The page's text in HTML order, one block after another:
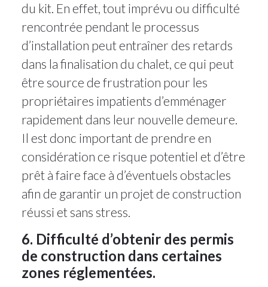
du kit. En effet, tout imprévu ou difficulté
rencontrée pendant le processus
d’installation peut entraîner des retards
dans la finalisation du chalet, ce qui peut
être source de frustration pour les
propriétaires impatients d’emménager
rapidement dans leur nouvelle demeure.
Il est donc important de prendre en
considération ce risque potentiel et d’être
prêt à faire face à d’éventuels obstacles
afin de garantir un projet de construction
réussi et sans stress.
6. Difficulté d’obtenir des permis
de construction dans certaines
zones réglementées.